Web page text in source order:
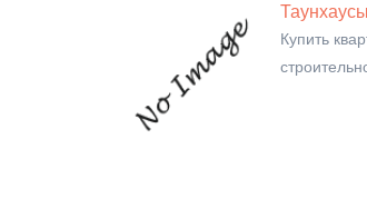
Купить